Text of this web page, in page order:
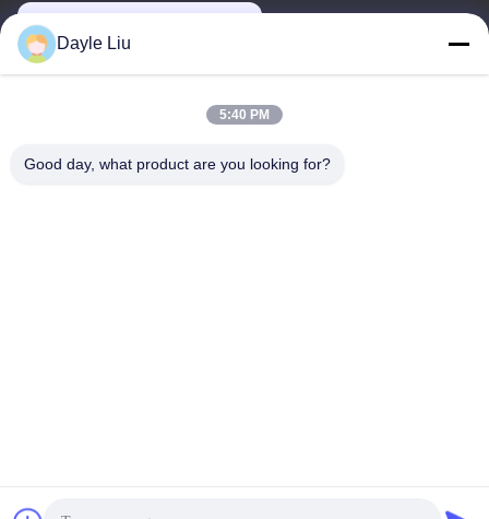
Copyright-© -2026 Shenzhen Keysun Technology Limited . Alle
Dayle Liu
5:40 PM
Good day, what product are you looking for?